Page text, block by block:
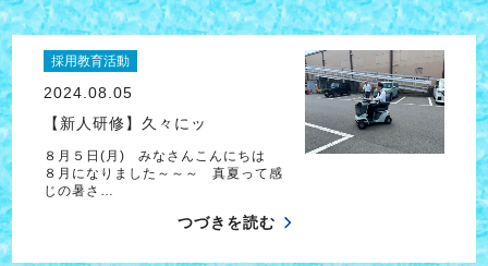
採用教育活動
2024.08.05
【新人研修】久々にッ
８月５日(月) みなさんこんにちは
８月になりました～～～ 真夏って感
じの暑さ…
つづきを読む